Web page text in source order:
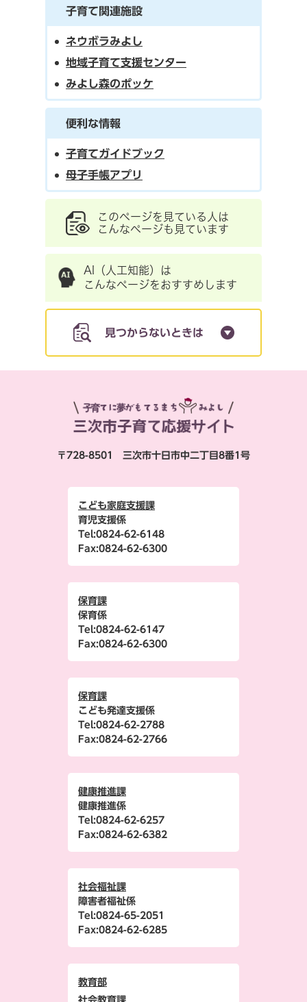
子育て関連施設
ネウボラみよし
地域子育て支援センター
みよし森のポッケ
便利な情報
子育てガイドブック
母子手帳アプリ
このページを見ている人は
こんなページも見ています
AI（人工知能）は
こんなページをおすすめします
見つからないときは
〒728-8501 三次市十日市中二丁目8番1号
こども家庭支援課
育児支援係
Tel:0824-62-6148
Fax:0824-62-6300
保育課
保育係
Tel:0824-62-6147
Fax:0824-62-6300
保育課
こども発達支援係
Tel:0824-62-2788
Fax:0824-62-2766
健康推進課
健康推進係
Tel:0824-62-6257
Fax:0824-62-6382
社会福祉課
障害者福祉係
Tel:0824-65-2051
Fax:0824-62-6285
教育部
社会教育課